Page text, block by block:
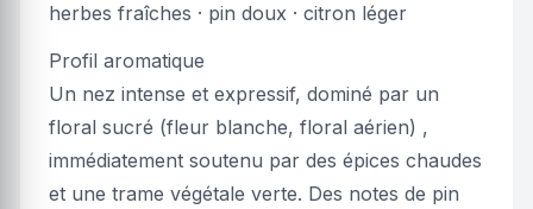
herbes fraîches · pin doux · citron léger
Profil aromatique
Un nez intense et expressif, dominé par un
floral sucré (fleur blanche, floral aérien) ,
immédiatement soutenu par des épices chaudes
et une trame végétale verte. Des notes de pin